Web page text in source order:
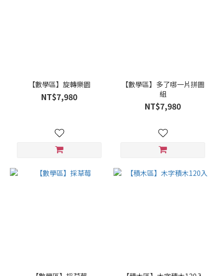
【數學區】旋轉樂園
NT$7,980
【數學區】多了哪一片拼圖
組
NT$7,980